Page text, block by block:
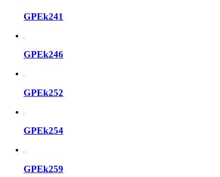
GPEk241
GPEk246
GPEk252
GPEk254
GPEk259